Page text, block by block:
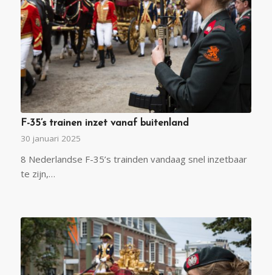
F-35’s trainen inzet vanaf buitenland
30 januari 2025
8 Nederlandse F-35’s trainden vandaag snel inzetbaar
te zijn,…